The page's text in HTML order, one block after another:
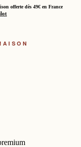
offerte dès 49€ en France